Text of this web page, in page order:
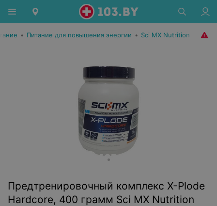
• Питание для повышения энергии • Sci MX Nutrition
Предтренировочный комплекс X-Plode
Hardcore, 400 грамм Sci MX Nutrition